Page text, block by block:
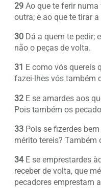
29 Ao que te ferir
outra; e ao que te tirar
30 Dá a quem te pedir;
não o peças de volta.
31 E como vós quereis
fazei-lhes vós também
32 E se amardes aos
Pois também os
33 Pois se fizerdes
mérito tereis? Também
34E se emprestardes
receber de volta, que
pecadores emprestam